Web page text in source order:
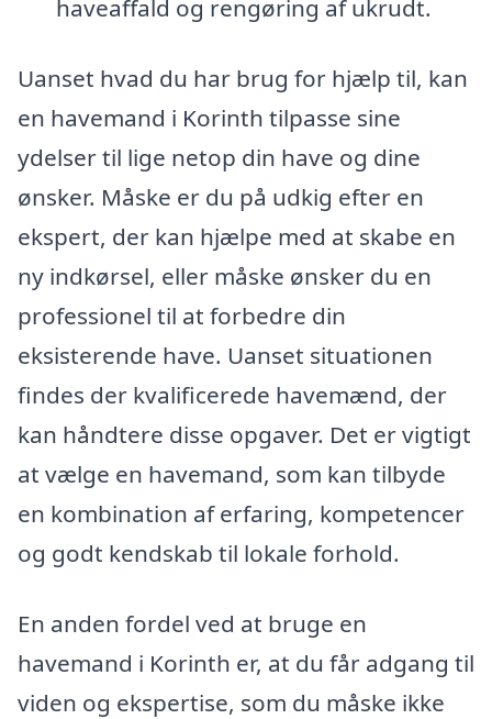
haveaffald og rengøring af ukrudt.
Uanset hvad du har brug for hjælp til, kan
en havemand i Korinth tilpasse sine
ydelser til lige netop din have og dine
ønsker. Måske er du på udkig efter en
ekspert, der kan hjælpe med at skabe en
ny indkørsel, eller måske ønsker du en
professionel til at forbedre din
eksisterende have. Uanset situationen
findes der kvalificerede havemænd, der
kan håndtere disse opgaver. Det er vigtigt
at vælge en havemand, som kan tilbyde
en kombination af erfaring, kompetencer
og godt kendskab til lokale forhold.
En anden fordel ved at bruge en
havemand i Korinth er, at du får adgang til
viden og ekspertise, som du måske ikke